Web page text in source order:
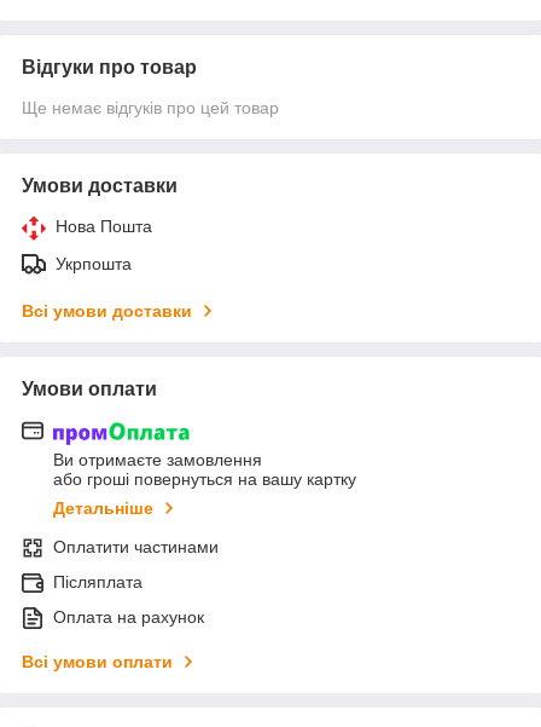
Відгуки про товар
Ще немає відгуків про цей товар
Умови доставки
Нова Пошта
Укрпошта
Всі умови доставки
Умови оплати
Ви отримаєте замовлення
або гроші повернуться на вашу картку
Детальніше
Оплатити частинами
Післяплата
Оплата на рахунок
Всі умови оплати